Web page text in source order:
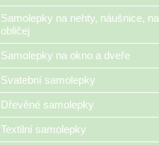
Samolepky na nehty, náušnice, na
obličej
Samolepky na okno a dveře
Svatební samolepky
Dřevěné samolepky
Textilní samolepky